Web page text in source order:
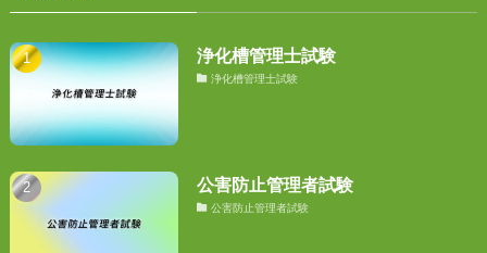
浄化槽管理士試験
浄化槽管理士試験
公害防止管理者試験
公害防止管理者試験